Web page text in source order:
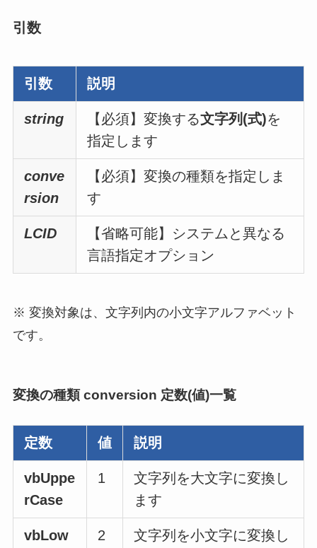
引数
引数 説明
string 【必須】 変換する文字列(式)を
指定します
conve
rsion
【必須】 変換の種類を指定しま
す
LCID
【省略可能】システムと異なる
言語指定オプション
※ 変換対象は、文字列内の小文字アルファベット
です。
変換の種類 conversion 定数(値)一覧
定数 値 説明
vbUppe
rCase
1
文字列を大文字に変換し
ます
vbLow 2 文字列を小文字に変換し